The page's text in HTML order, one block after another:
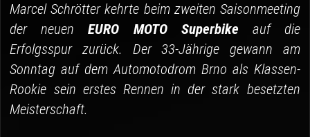
Fanshop
Marcel Schrötter kehrte beim zweiten Saisonmeeting
der neuenEURO MOTO Superbike auf die
Erfolgsspur zurück. Der 33-Jährige gewann am
Sonntag auf dem Automotodrom Brno als Klassen-
Rookie sein erstes Rennen in der stark besetzten
Meisterschaft.